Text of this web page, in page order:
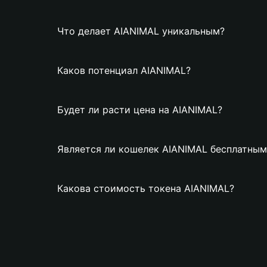
Что делает AIANIMAL уникальным?
Каков потенциал AIANIMAL?
Будет ли расти цена на AIANIMAL?
Является ли кошелек AIANIMAL
Какова стоимость токена AIANIMAL?